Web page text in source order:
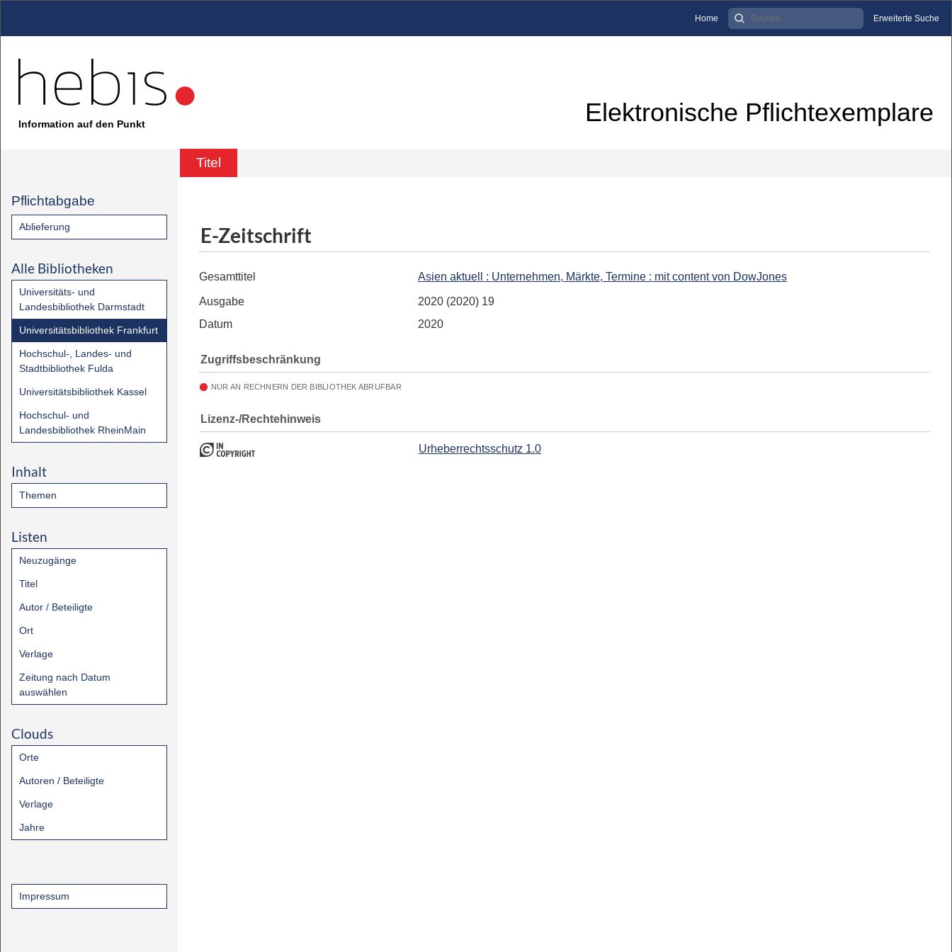
Home Erweiterte Suche
Information auf den Punkt Elektronische Pflichtexemplare
Titel
Pflichtabgabe
Ablieferung
Alle Bibliotheken
Universitäts- und
Landesbibliothek Darmstadt
Universitätsbibliothek Frankfurt
Hochschul-, Landes- und
Stadtbibliothek Fulda
Universitätsbibliothek Kassel
Hochschul- und
Landesbibliothek RheinMain
Inhalt
Themen
Listen
Neuzugänge
Titel
Autor / Beteiligte
Ort
Verlage
Zeitung nach Datum
auswählen
Clouds
Orte
Autoren / Beteiligte
Verlage
Jahre
Impressum
E-Zeitschrift
Gesamttitel Asien aktuell : Unternehmen, Märkte, Termine : mit content von DowJones
Ausgabe
2020 (2020) 19
Datum
2020
Zugriffsbeschränkung
NUR AN RECHNERN DER BIBLIOTHEK ABRUFBAR
Lizenz-/Rechtehinweis
Urheberrechtsschutz 1.0